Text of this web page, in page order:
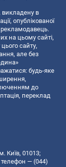
викладену в
опублікованої
рекламодавець.
на цьому сайті,
сайту,
але без
будь-яке
до
переклад
Київ, 01013;
телефон — (044)